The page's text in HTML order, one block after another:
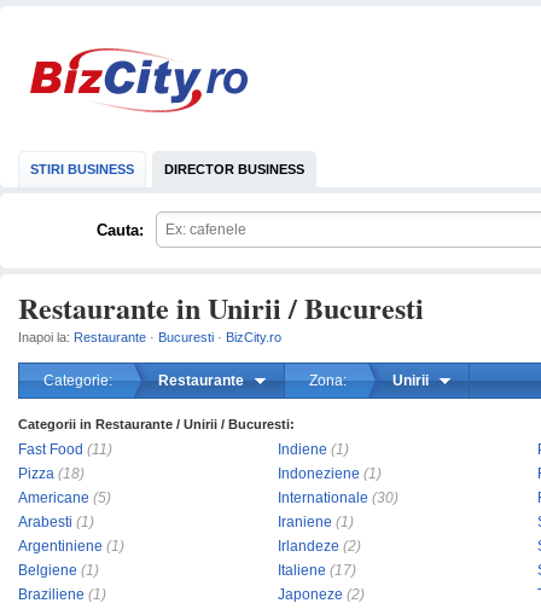
STIRI BUSINESS DIRECTOR BUSINESS
Cauta:
Restaurante in Unirii / Bucuresti
Inapoi la: Restaurante · Bucuresti · BizCity.ro
Categorie: Restaurante Zona: Unirii
Categorii in Restaurante / Unirii / Bucuresti:
Fast Food (11)
Pizza (18)
Americane (5)
Arabesti (1)
Argentiniene (1)
Belgiene (1)
Braziliene (1)
Indiene (1)
Indoneziene (1)
Internationale (30)
Iraniene (1)
Irlandeze (2)
Italiene (17)
Japoneze (2)